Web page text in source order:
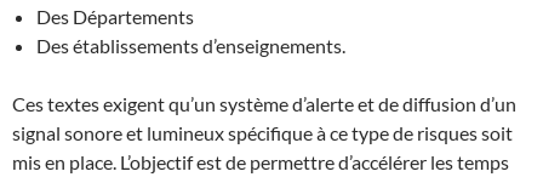
Des Départements
Des établissements d’enseignements.
Ces textes exigent qu’un système d’alerte et de diffusion d’un
signal sonore et lumineux spécifique à ce type de risques soit
mis en place. L’objectif est de permettre d’accélérer les temps